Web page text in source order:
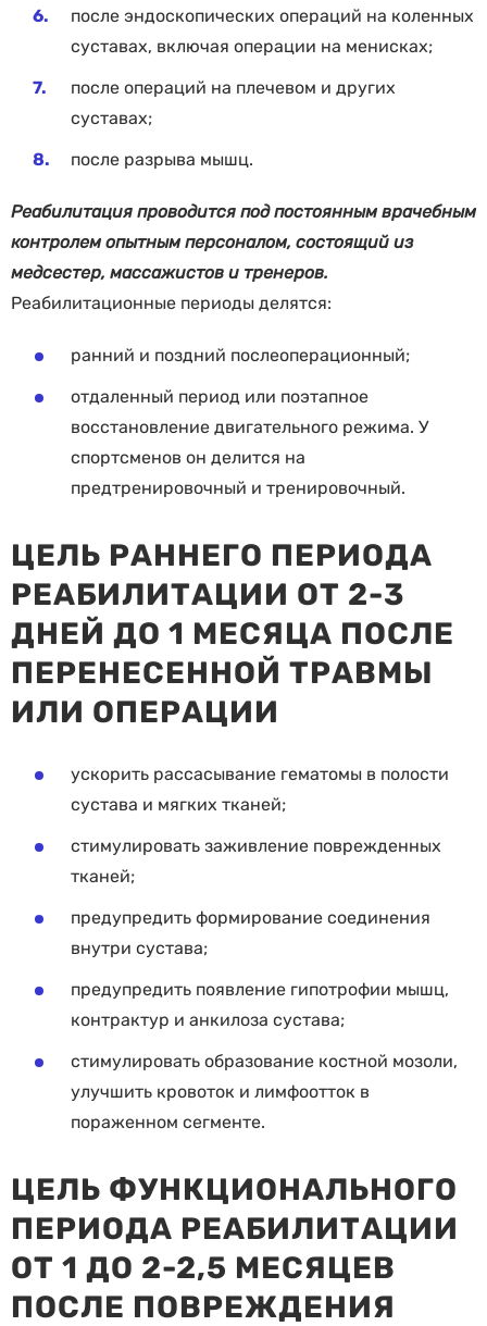
после эндоскопических операций на коленных
суставах, включая операции на менисках;
после операций на плечевом и других
суставах;
после разрыва мышц.
Реабилитация проводится под постоянным врачебным
контролем опытным персоналом, состоящий из
медсестер, массажистов и тренеров.
Реабилитационные периоды делятся:
ранний и поздний послеоперационный;
отдаленный период или поэтапное
восстановление двигательного режима. У
спортсменов он делится на
предтренировочный и тренировочный.
ЦЕЛЬ РАННЕГО ПЕРИОДА
РЕАБИЛИТАЦИИ ОТ 2-3
ДНЕЙ ДО 1 МЕСЯЦА ПОСЛЕ
ПЕРЕНЕСЕННОЙ ТРАВМЫ
ИЛИ ОПЕРАЦИИ
ускорить рассасывание гематомы в полости
сустава и мягких тканей;
стимулировать заживление поврежденных
тканей;
предупредить формирование соединения
внутри сустава;
предупредить появление гипотрофии мышц,
контрактур и анкилоза сустава;
стимулировать образование костной мозоли,
улучшить кровоток и лимфоотток в
пораженном сегменте.
ЦЕЛЬ ФУНКЦИОНАЛЬНОГО
ПЕРИОДА РЕАБИЛИТАЦИИ
ОТ 1 ДО 2-2,5 МЕСЯЦЕВ
ПОСЛЕ ПОВРЕЖДЕНИЯ